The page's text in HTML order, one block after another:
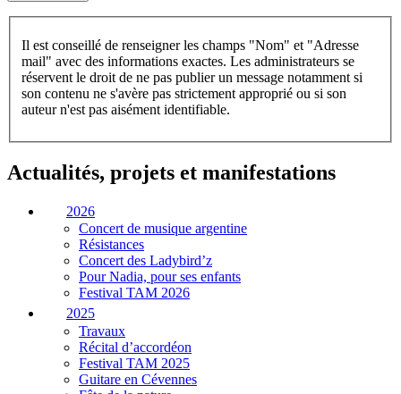
Il est conseillé de renseigner les champs "Nom" et "Adresse
mail" avec des informations exactes. Les administrateurs se
réservent le droit de ne pas publier un message notamment si
son contenu ne s'avère pas strictement approprié ou si son
auteur n'est pas aisément identifiable.
Actualités, projets et manifestations
2026
Concert de musique argentine
Résistances
Concert des Ladybird’z
Pour Nadia, pour ses enfants
Festival TAM 2026
2025
Travaux
Récital d’accordéon
Festival TAM 2025
Guitare en Cévennes